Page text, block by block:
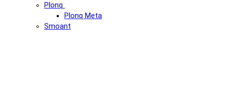
Plonq
Plonq Meta
Smoant